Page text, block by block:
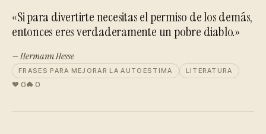
«Si para divertirte necesitas el permiso de los demás,
entonces eres verdaderamente un pobre diablo.»
— Hermann Hesse
FRASES PARA MEJORAR LA AUTOESTIMA LITERATURA
0 0